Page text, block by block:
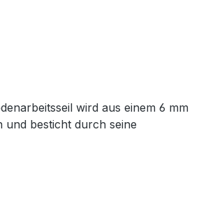
wird aus einem 6 mm
und besticht durch seine